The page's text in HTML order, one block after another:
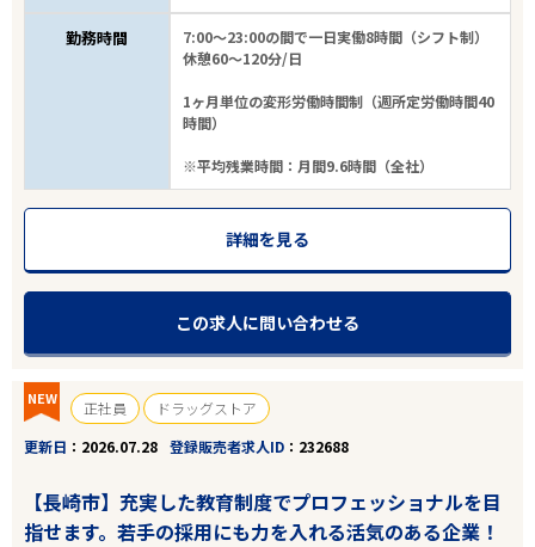
勤務時間
7:00～23:00の間で一日実働8時間（シフト制）
休憩60～120分/日
1ヶ月単位の変形労働時間制（週所定労働時間40
時間）
※平均残業時間：月間9.6時間（全社）
詳細を見る
この求人に問い合わせる
NEW 正社員
ドラッグストア
更新日
2026.07.28 登録販売者求人ID 232688
【長崎市】充実した教育制度でプロフェッショナルを目
指せます。若手の採用にも力を入れる活気のある企業！